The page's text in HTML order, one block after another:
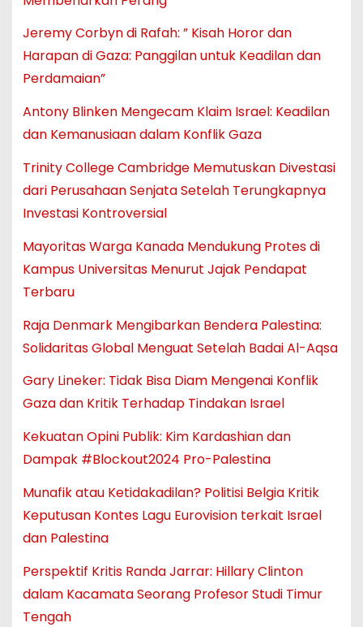
Jeremy Corbyn di Rafah: ” Kisah Horor dan
Harapan di Gaza: Panggilan untuk Keadilan dan
Perdamaian”
Antony Blinken Mengecam Klaim Israel: Keadilan
dan Kemanusiaan dalam Konflik Gaza
Trinity College Cambridge Memutuskan Divestasi
dari Perusahaan Senjata Setelah Terungkapnya
Investasi Kontroversial
Mayoritas Warga Kanada Mendukung Protes di
Kampus Universitas Menurut Jajak Pendapat
Terbaru
Raja Denmark Mengibarkan Bendera Palestina:
Solidaritas Global Menguat Setelah Badai Al-Aqsa
Gary Lineker: Tidak Bisa Diam Mengenai Konflik
Gaza dan Kritik Terhadap Tindakan Israel
Kekuatan Opini Publik: Kim Kardashian dan
Dampak #Blockout2024 Pro-Palestina
Munafik atau Ketidakadilan? Politisi Belgia Kritik
Keputusan Kontes Lagu Eurovision terkait Israel
dan Palestina
Perspektif Kritis Randa Jarrar: Hillary Clinton
dalam Kacamata Seorang Profesor Studi Timur
Tengah